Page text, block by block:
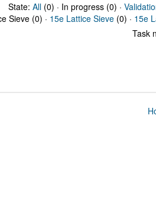
State: All(0) · In progress (0) ·
Sieve (0) · 15e Lattice Sieve (0) · 15e
Task